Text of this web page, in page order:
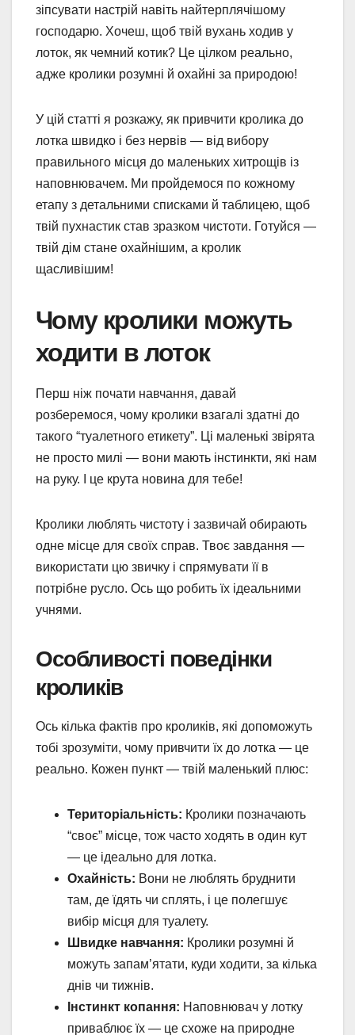
зіпсувати настрій навіть найтерплячішому
господарю. Хочеш, щоб твій вухань ходив у
лоток, як чемний котик? Це цілком реально,
адже кролики розумні й охайні за природою!
У цій статті я розкажу, як привчити кролика до
лотка швидко і без нервів — від вибору
правильного місця до маленьких хитрощів із
наповнювачем. Ми пройдемося по кожному
етапу з детальними списками й таблицею, щоб
твій пухнастик став зразком чистоти. Готуйся —
твій дім стане охайнішим, а кролик
щасливішим!
Чому кролики можуть
ходити в лоток
Перш ніж почати навчання, давай
розберемося, чому кролики взагалі здатні до
такого “туалетного етикету”. Ці маленькі звірята
не просто милі — вони мають інстинкти, які нам
на руку. І це крута новина для тебе!
Кролики люблять чистоту і зазвичай обирають
одне місце для своїх справ. Твоє завдання —
використати цю звичку і спрямувати її в
потрібне русло. Ось що робить їх ідеальними
учнями.
Особливості поведінки
кроликів
Ось кілька фактів про кроликів, які допоможуть
тобі зрозуміти, чому привчити їх до лотка — це
реально. Кожен пункт — твій маленький плюс:
Територіальність: Кролики позначають
“своє” місце, тож часто ходять в один кут
— це ідеально для лотка.
Охайність: Вони не люблять бруднити
там, де їдять чи сплять, і це полегшує
вибір місця для туалету.
Швидке навчання: Кролики розумні й
можуть запам’ятати, куди ходити, за кілька
днів чи тижнів.
Інстинкт копання: Наповнювач у лотку
приваблює їх — це схоже на природне